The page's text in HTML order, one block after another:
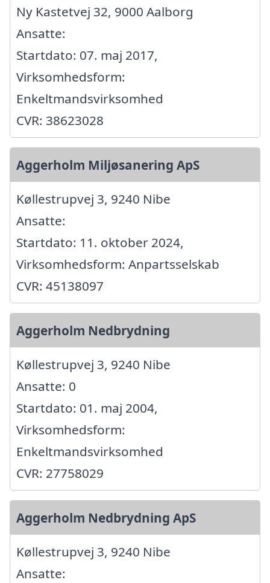
Ny Kastetvej 32, 9000 Aalborg
Ansatte:
Startdato: 07. maj 2017,
Virksomhedsform:
Enkeltmandsvirksomhed
CVR: 38623028
Aggerholm Miljøsanering ApS
Køllestrupvej 3, 9240 Nibe
Ansatte:
Startdato: 11. oktober 2024,
Virksomhedsform: Anpartsselskab
CVR: 45138097
Aggerholm Nedbrydning
Køllestrupvej 3, 9240 Nibe
Ansatte: 0
Startdato: 01. maj 2004,
Virksomhedsform:
Enkeltmandsvirksomhed
CVR: 27758029
Aggerholm Nedbrydning ApS
Køllestrupvej 3, 9240 Nibe
Ansatte: